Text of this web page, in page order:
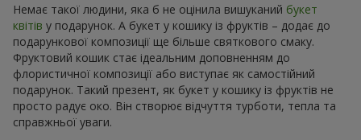
Немає такої людини, яка б не оцінила вишуканий букет
квітів у подарунок. А букет у кошику із фруктів – додає до
подарункової композиції ще більше святкового смаку.
Фруктовий кошик стає ідеальним доповненням до
флористичної композиції або виступає як самостійний
подарунок. Такий презент, як букет у кошику із фруктів не
просто радує око. Він створює відчуття турботи, тепла та
справжньої уваги.